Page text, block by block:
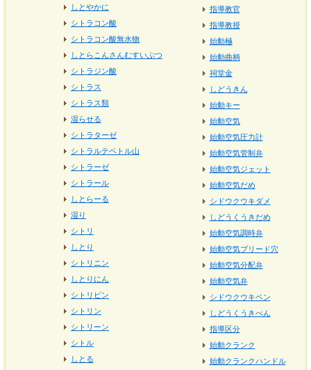
しとやかに
シトラコン酸
シトラコン酸無水物
しとらこんさんむすいぶつ
シトラジン酸
シトラス
シトラス類
湿らせる
シトラターゼ
シトラルテペトル山
シトラーゼ
シトラール
しとらーる
湿り
シトリ
しとり
シトリニン
しとりにん
シトリピン
シトリン
シトリーン
シトル
しとる
指導教官
指導教授
始動極
始動曲柄
祠堂金
しどうきん
始動キー
始動空気
始動空気圧力計
始動空気管制弁
始動空気ジェット
始動空気だめ
シドウクウキダメ
しどうくうきだめ
始動空気調時弁
始動空気ブリード穴
始動空気分配弁
始動空気弁
シドウクウキベン
しどうくうきべん
指導区分
始動クランク
始動クランクハンドル